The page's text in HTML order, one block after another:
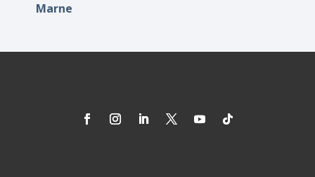
Marne